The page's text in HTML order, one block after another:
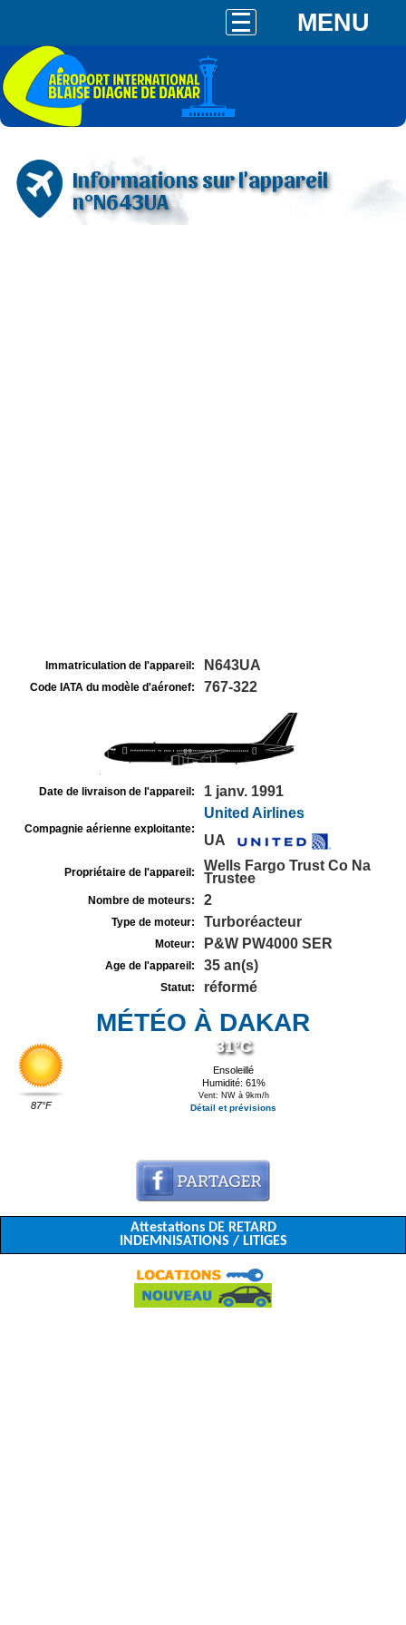
MENU
Informations sur l'appareil
n°N643UA
Immatriculation de l'appareil: N643UA
Code IATA du modèle d'aéronef: 767-322
Date de livraison de l'appareil: 1 janv. 1991
Compagnie aérienne exploitante:
United Airlines
UA
Propriétaire de l'appareil:
Wells Fargo Trust Co Na
Trustee
Nombre de moteurs: 2
Type de moteur: Turboréacteur
Moteur: P&W PW4000 SER
Age de l'appareil: 35 an(s)
Statut: réformé
MÉTÉO À DAKAR
87°F
31°C
Ensoleillé
Humidité: 61%
Vent: NW à 9km/h
Détail et prévisions
Attestations DE RETARD
INDEMNISATIONS / LITIGES